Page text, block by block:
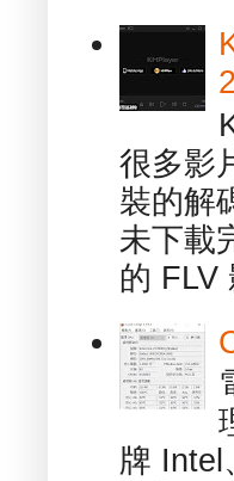
很多影
裝的解
未下載
的 FLV
牌 Intel